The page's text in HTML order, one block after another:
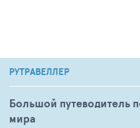
РУТРАВЕЛЛЕР
Большой путеводитель
мира